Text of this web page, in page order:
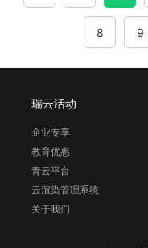
8 9
瑞云活动
企业专享
教育优惠
青云平台
云渲染管理系统
关于我们